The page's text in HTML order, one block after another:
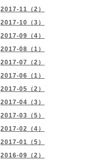
2017-11（2）
2017-10（3）
2017-09（4）
2017-08（1）
2017-07（2）
2017-06（1）
2017-05（2）
2017-04（3）
2017-03（5）
2017-02（4）
2017-01（5）
2016-09（2）